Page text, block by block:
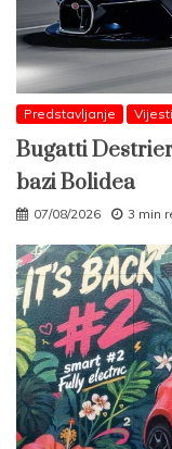
Predstavljanje Vijesti
Bugatti
bazi Bolidea
07/08/2026 3 min